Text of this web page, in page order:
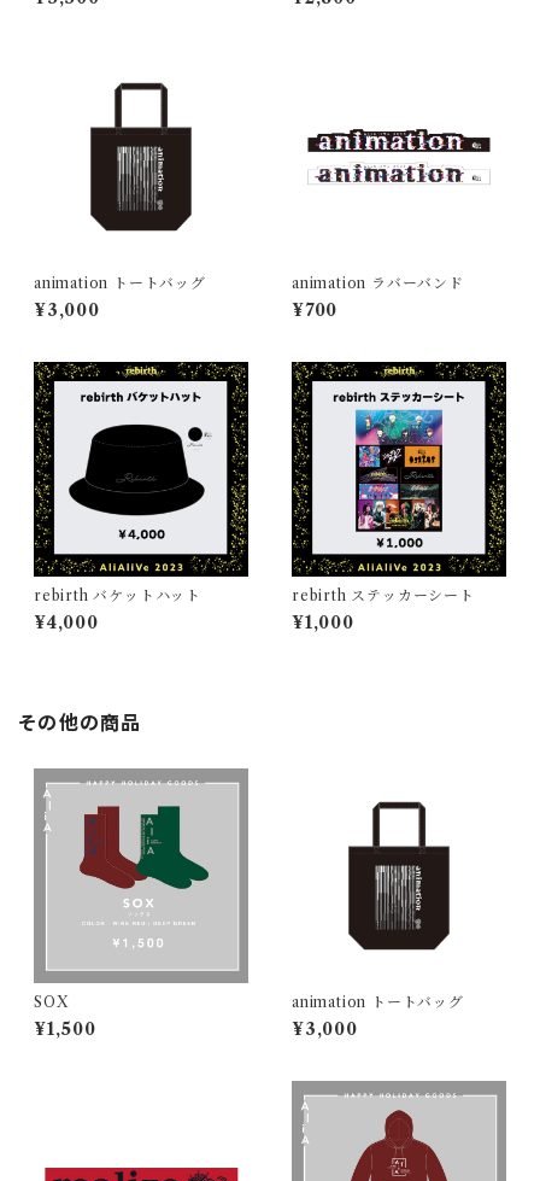
animation トートバッグ
¥3,000
animation ラバーバンド
¥700
rebirth バケットハット
¥4,000
rebirth ステッカーシート
¥1,000
その他の商品
SOX
¥1,500
animation トートバッグ
¥3,000